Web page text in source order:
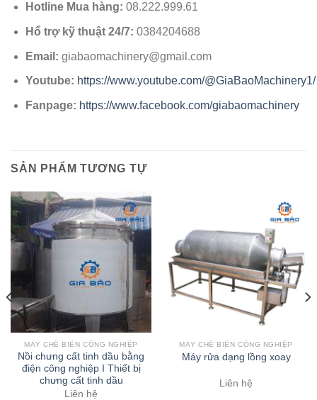
Hotline Mua hàng: 08.222.999.61
Hổ trợ kỹ thuật 24/7: 0384204688
Email: giabaomachinery@gmail.com
Youtube: https://www.youtube.com/@GiaBaoMachinery1/
Fanpage: https://www.facebook.com/giabaomachinery
SẢN PHẨM TƯƠNG TỰ
MÁY CHẾ BIẾN CÔNG NGHIỆP
Nồi chưng cất tinh dầu bằng
điện công nghiệp I Thiết bị
chưng cất tinh dầu
Liên hệ
MÁY CHẾ BIẾN CÔNG NGHIỆP
Máy rửa dạng lồng xoay
Liên hệ